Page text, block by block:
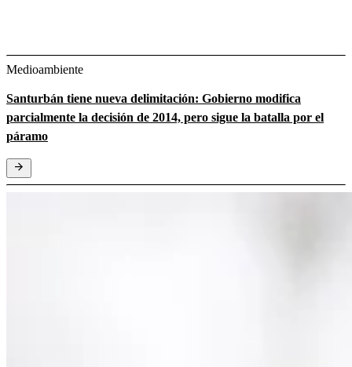
Medioambiente
Santurbán tiene nueva delimitación: Gobierno modifica
parcialmente la decisión de 2014, pero sigue la batalla por el
páramo